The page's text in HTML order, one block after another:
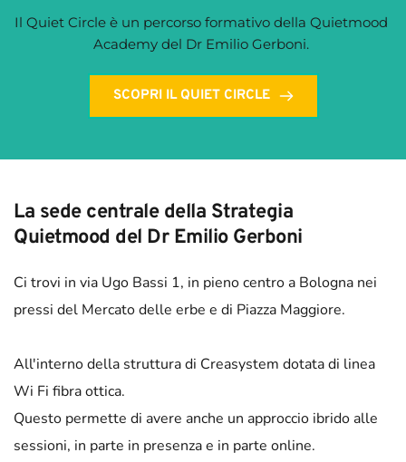
Il Quiet Circle è un percorso formativo della Quietmood
Academy del Dr Emilio Gerboni.
SCOPRI IL QUIET CIRCLE
La sede centrale della Strategia
Quietmood del Dr Emilio Gerboni
Ci trovi in via Ugo Bassi 1, in pieno centro a Bologna nei
pressi del Mercato delle erbe e di Piazza Maggiore.
All'interno della struttura di Creasystem dotata di linea
Wi Fi fibra ottica.
Questo permette di avere anche un approccio ibrido alle
sessioni, in parte in presenza e in parte online.